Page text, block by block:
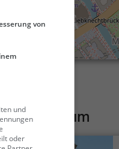
von
und
oder